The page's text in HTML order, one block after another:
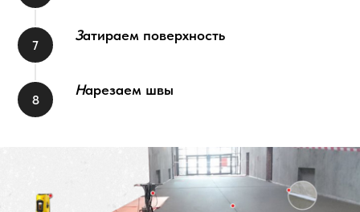
Затираем поверхность
Нарезаем швы